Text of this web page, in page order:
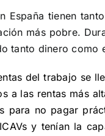
España tienen
más pobre.
tanto dinero
del trabajo se
a las rentas más
no pagar
y tenían la